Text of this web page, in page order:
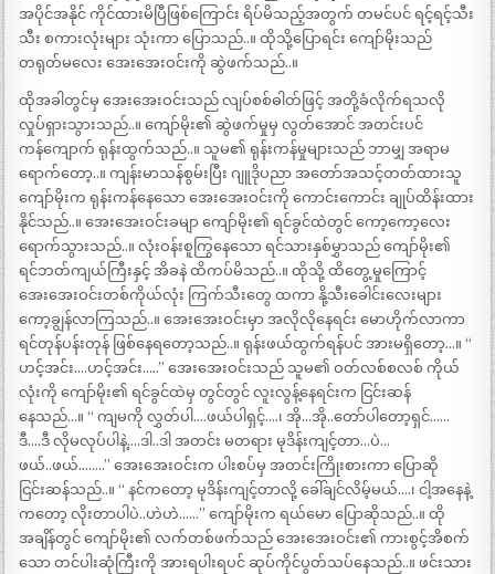
အပိုင်အနိုင် ကိုင်ထားမိပြီဖြစ်ကြောင်း ရိပ်မိသည့်အတွက် တမင်ပင် ရင့်ရင့်သီး
သီး စကားလုံးများ သုံးကာ ပြောသည်..။ ထိုသို့ပြောရင်း ကျော်မိုးသည်
တရုတ်မလေး အေးအေးဝင်းကို ဆွဲဖက်သည်..။
ထိုအခါတွင်မှ အေးအေးဝင်းသည် လျပ်စစ်ဓါတ်ဖြင့် အတို့ခံလိုက်ရသလို
လှုပ်ရှားသွားသည်..။ ကျော်မိုး၏ ဆွဲဖက်မှုမှ လွတ်အောင် အတင်းပင်
ကန်ကျောက် ရုန်းထွက်သည်..။ သူမ၏ ရုန်းကန်မှုများသည် ဘာမျှ အရာမ
ရောက်တော့..။ ကျန်းမာသန်စွမ်းပြီး ဂျူဒိုပညာ အတော်အသင့်တတ်ထားသူ
ကျော်မိုးက ရုန်းကန်နေသော အေးအေးဝင်းကို ကောင်းကောင်း ချုပ်ထိန်းထား
နိုင်သည်..။ အေးအေးဝင်းခမျာ ကျော်မိုး၏ ရင်ခွင်ထဲတွင် ကော့ကော့လေး
ရောက်သွားသည်..။ လုံးဝန်းစူကြွနေသော ရင်သားနှစ်မွှာသည် ကျော်မိုး၏
ရင်ဘတ်ကျယ်ကြီးနှင့် အိခနဲ ထိကပ်မိသည်..။ ထိုသို့ ထိတွေ့မှုကြောင့်
အေးအေးဝင်းတစ်ကိုယ်လုံး ကြက်သီးတွေ ထကာ နို့သီးခေါင်းလေးများ
ကော့ချွန်လာကြသည်..။ အေးအေးဝင်းမှာ အလိုလိုနေရင်း မောဟိုက်လာကာ
ရင်တုန်ပန်းတုန် ဖြစ်နေရတော့သည်..။ ရုန်းဖယ်ထွက်ရန်ပင် အားမရှိတော့…။ “
ဟင့်အင်း….ဟင့်အင်း…..” အေးအေးဝင်းသည် သူမ၏ ဝတ်လစ်စလစ် ကိုယ်
လုံးကို ကျော်မိုး၏ ရင်ခွင်ထဲမှ တွင်တွင် လူးလွန့်နေရင်းက ငြင်းဆန်
နေသည်…။ “ ကျမကို လွှတ်ပါ….ဖယ်ပါရှင့်….၊ အို…အို..တော်ပါတော့ရှင်……
ဒီ….ဒီ လိုမလုပ်ပါနဲ့….ဒါ..ဒါ အတင်း မတရား မုဒိန်းကျင့်တာ…ပဲ…
ဖယ်..ဖယ်……..” အေးအေးဝင်းက ပါးစပ်မှ အတင်းကြိုးစားကာ ပြောဆို
ငြင်းဆန်သည်..။ “ နင်ကတော့ မုဒိန်းကျင့်တာလို့ ခေါ်ချင်လိမ့်မယ်….၊ ငါ့အနေနဲ့
ကတော့ လိုးတာပါပဲ..ဟဲဟဲ……” ကျော်မိုးက ရယ်မော ပြောဆိုသည်..။ ထို
အချိန်တွင် ကျော်မိုး၏ လက်တစ်ဖက်သည် အေးအေးဝင်း၏ ကားစွင့်အိစက်
သော တင်ပါးဆုံကြီးကို အားရပါးရပင် ဆုပ်ကိုင်ပွတ်သပ်နေသည်..။ ဖင်းသား